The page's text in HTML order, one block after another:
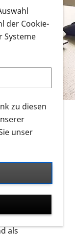
zum
Website
an.
Infomaterial
Videos zu
werden in
zur
Variante
als
der Cookie-
Systeme
zu diesen
unser